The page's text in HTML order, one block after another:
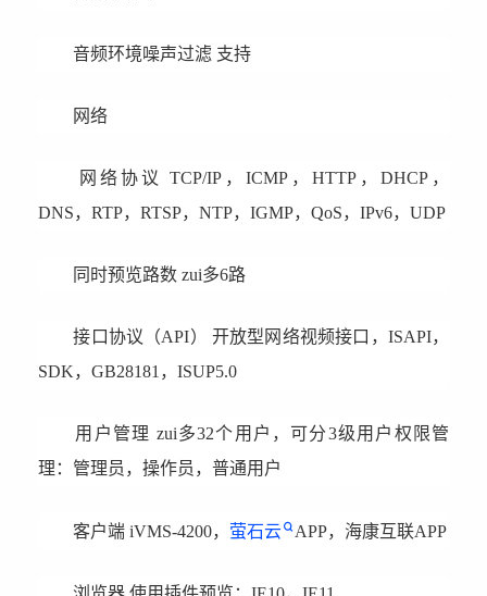
音频环境噪声过滤 支持
网络
网络协议 TCP/IP，ICMP，HTTP，DHCP，
DNS，RTP，RTSP，NTP，IGMP，QoS，IPv6，UDP
同时预览路数 zui多6路
接口协议（API） 开放型网络视频接口，ISAPI，
SDK，GB28181，ISUP5.0
用户管理 zui多32个用户，可分3级用户权限管
理：管理员，操作员，普通用户
客户端 iVMS-4200， 萤石云 APP，海康互联APP